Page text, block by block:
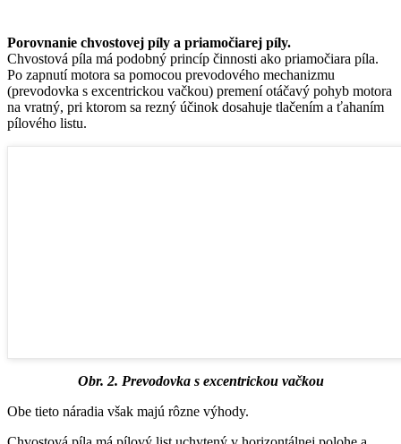
Porovnanie chvostovej píly a priamočiarej píly.
Chvostová píla má podobný princíp činnosti ako priamočiara píla.
Po zapnutí motora sa pomocou prevodového mechanizmu
(prevodovka s excentrickou vačkou) premení otáčavý pohyb motora
na vratný, pri ktorom sa rezný účinok dosahuje tlačením a ťahaním
pílového listu.
Obr. 2. Prevodovka s excentrickou vačkou
Obe tieto náradia však majú rôzne výhody.